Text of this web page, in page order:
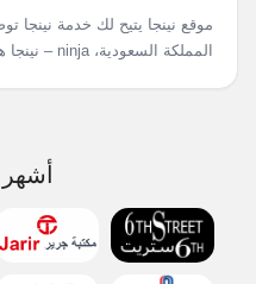
موقع نينجا يتيح لك خدمة
المملكة السعودية، ninja – نينجا هو عبارة عن متجر...
أشهر